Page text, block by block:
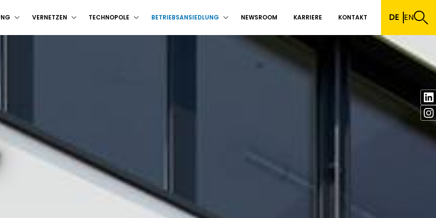
VERNETZEN TECHNOPOLE BETRIEBSANSIEDLUNG NEWSROOM KARRIERE KONTAKT DE EN